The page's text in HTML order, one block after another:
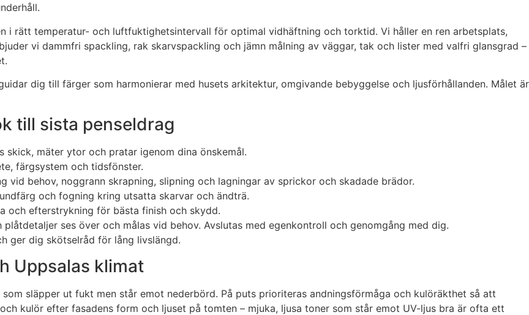
i rätt temperatur- och luftfuktighetsintervall för optimal vidhäftning och torktid. Vi håller en ren arbetsplats,
vi dammfri spackling, rak skarvspackling och jämn målning av väggar, tak och lister med valfri glansgrad –
dig till färger som harmonierar med husets arkitektur, omgivande bebyggelse och ljusförhållanden. Målet är
till sista penseldrag
skick, mäter ytor och pratar igenom dina önskemål.
färgsystem och tidsfönster.
behov, noggrann skrapning, slipning och lagningar av sprickor och skadade brädor.
och fogning kring utsatta skarvar och ändträ.
och efterstrykning för bästa finish och skydd.
ses över och målas vid behov. Avslutas med egenkontroll och genomgång med dig.
ger dig skötselråd för lång livslängd.
Uppsalas klimat
släpper ut fukt men står emot nederbörd. På puts prioriteras andningsförmåga och kulöräkthet så att
kulör efter fasadens form och ljuset på tomten – mjuka, ljusa toner som står emot UV-ljus bra är ofta ett